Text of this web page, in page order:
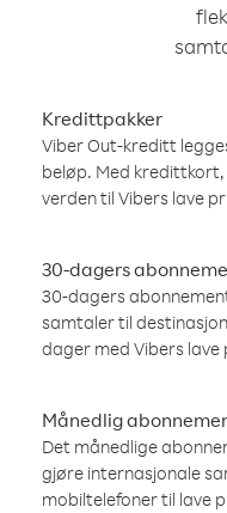
Kredittpakker
Viber Out-kreditt
beløp. Med kredittkort,
verden til Vibers lave
30-dagers
30-dagers
samtaler til
dager med Vibers lave
Månedlig
Det månedlige
gjøre internasjonale
mobiltelefoner til lave